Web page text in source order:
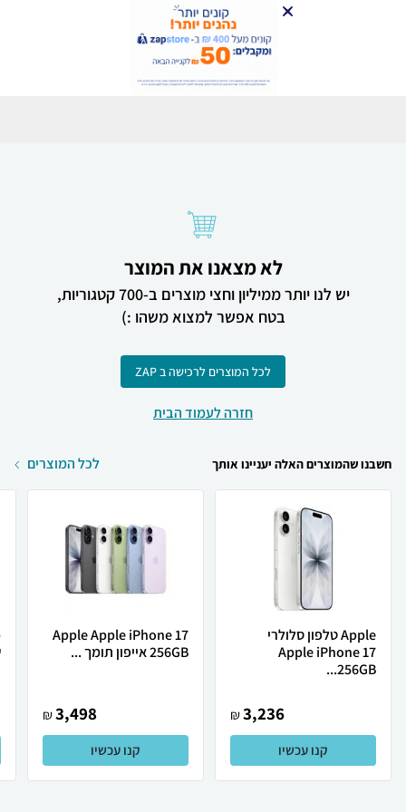
לא מצאנו את המוצר
יש לנו יותר ממיליון וחצי מוצרים ב-700 קטגוריות,
בטח אפשר למצוא משהו :)
לכל המוצרים לרכישה ב ZAP
חזרה לעמוד הבית
חשבנו שהמוצרים האלה יעניינו אותך לכל המוצרים
Apple טלפון סלולרי
Apple iPhone 17
256GB...
3,236
₪
קנו עכשיו
Apple Apple iPhone 17
256GB אייפון תומך ...
3,498
₪
קנו עכשיו